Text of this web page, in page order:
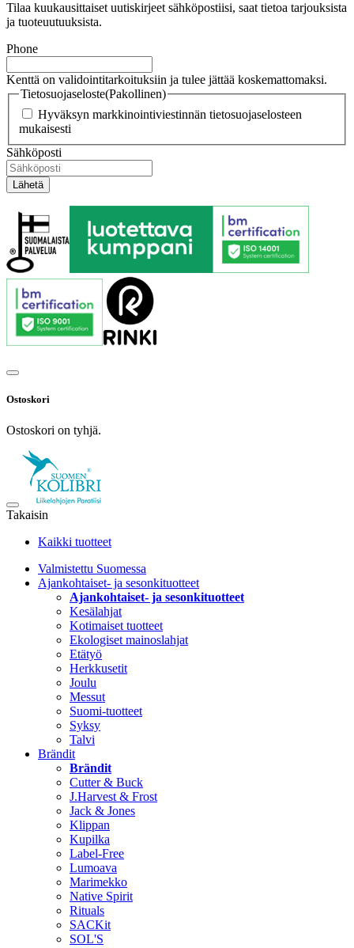
Tilaa kuukausittaiset uutiskirjeet sähköpostiisi, saat tietoa tarjouksista
ja tuoteuutuuksista.
Phone
Kenttä on validointitarkoituksiin ja tulee jättää koskemattomaksi.
Tietosuojaseloste(Pakollinen)
Hyväksyn markkinointiviestinnän tietosuojaselosteen
mukaisesti
Sähköposti
Ostoskori
Ostoskori on tyhjä.
Takaisin
Kaikki tuotteet
Valmistettu Suomessa
Ajankohtaiset- ja sesonkituotteet
Ajankohtaiset- ja sesonkituotteet
Kesälahjat
Kotimaiset tuotteet
Ekologiset mainoslahjat
Etätyö
Herkkusetit
Joulu
Messut
Suomi-tuotteet
Syksy
Talvi
Brändit
Brändit
Cutter & Buck
J.Harvest & Frost
Jack & Jones
Klippan
Kupilka
Label-Free
Lumoava
Marimekko
Native Spirit
Rituals
SACKit
SOL'S